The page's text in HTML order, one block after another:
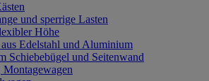
und sperrige Lasten
Höhe
Edelstahl und Aluminium
Schiebebügel und Seitenwand
Montagewagen